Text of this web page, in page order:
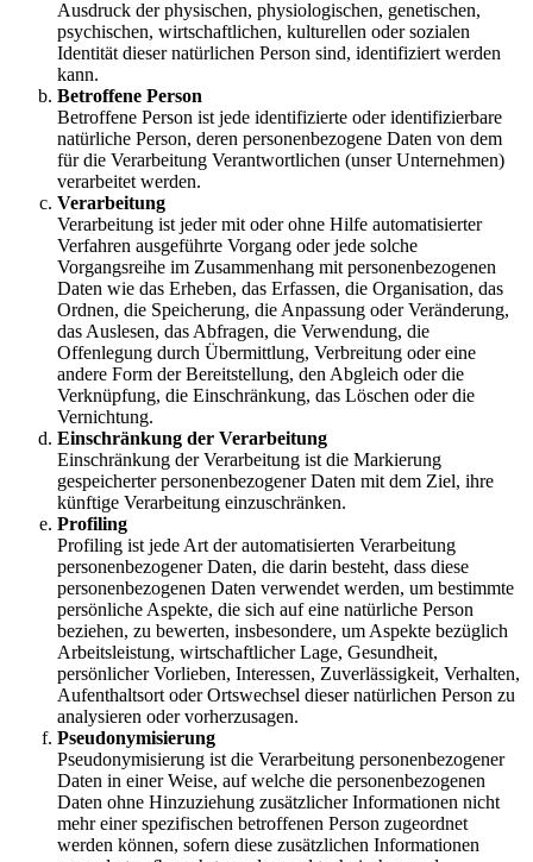
Ausdruck der physischen, physiologischen, genetischen,
psychischen, wirtschaftlichen, kulturellen oder sozialen
Identität dieser natürlichen Person sind, identifiziert werden
kann.
Betroffene Person
Betroffene Person ist jede identifizierte oder identifizierbare
natürliche Person, deren personenbezogene Daten von dem
für die Verarbeitung Verantwortlichen (unser Unternehmen)
verarbeitet werden.
Verarbeitung
Verarbeitung ist jeder mit oder ohne Hilfe automatisierter
Verfahren ausgeführte Vorgang oder jede solche
Vorgangsreihe im Zusammenhang mit personenbezogenen
Daten wie das Erheben, das Erfassen, die Organisation, das
Ordnen, die Speicherung, die Anpassung oder Veränderung,
das Auslesen, das Abfragen, die Verwendung, die
Offenlegung durch Übermittlung, Verbreitung oder eine
andere Form der Bereitstellung, den Abgleich oder die
Verknüpfung, die Einschränkung, das Löschen oder die
Vernichtung.
Einschränkung der Verarbeitung
Einschränkung der Verarbeitung ist die Markierung
gespeicherter personenbezogener Daten mit dem Ziel, ihre
künftige Verarbeitung einzuschränken.
Profiling
Profiling ist jede Art der automatisierten Verarbeitung
personenbezogener Daten, die darin besteht, dass diese
personenbezogenen Daten verwendet werden, um bestimmte
persönliche Aspekte, die sich auf eine natürliche Person
beziehen, zu bewerten, insbesondere, um Aspekte bezüglich
Arbeitsleistung, wirtschaftlicher Lage, Gesundheit,
persönlicher Vorlieben, Interessen, Zuverlässigkeit, Verhalten,
Aufenthaltsort oder Ortswechsel dieser natürlichen Person zu
analysieren oder vorherzusagen.
Pseudonymisierung
Pseudonymisierung ist die Verarbeitung personenbezogener
Daten in einer Weise, auf welche die personenbezogenen
Daten ohne Hinzuziehung zusätzlicher Informationen nicht
mehr einer spezifischen betroffenen Person zugeordnet
werden können, sofern diese zusätzlichen Informationen